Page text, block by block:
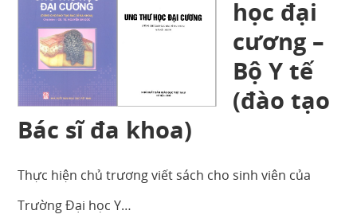
học đại
cương –
Bộ Y tế
(đào tạo
Bác sĩ đa khoa)
Thực hiện chủ trương viết sách cho sinh viên của
Trường Đại học Y…